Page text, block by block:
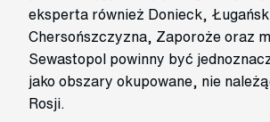
eksperta również Donieck, Ługańsk,
Chersońszczyzna, Zaporoże oraz
Sewastopol powinny być
jako obszary okupowane, nie
Rosji.